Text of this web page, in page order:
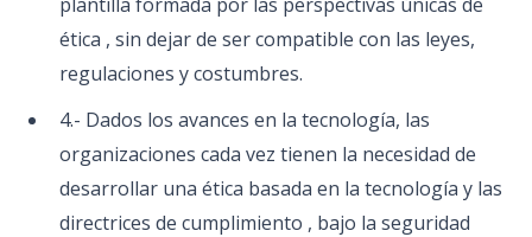
ética , sin dejar de ser compatible con las leyes,
regulaciones y costumbres.
4.- Dados los avances en la tecnología, las
organizaciones cada vez tienen la necesidad de
desarrollar una ética basada en la tecnología y las
directrices de cumplimiento , bajo la seguridad